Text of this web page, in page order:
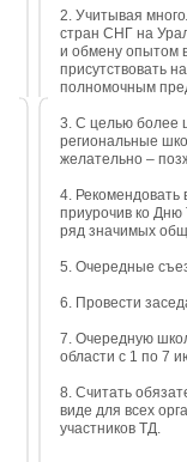
2. Учитывая
стран СНГ на
и обмену опытом
присутствовать
полномочным
3. С целью более
региональные
желательно –
4. Рекомендовать
приурочив ко Дню
ряд значимых
5. Очередные
6. Провести
7. Очередную
области с 1 по 7
8. Считать
виде для всех
участников ТД.